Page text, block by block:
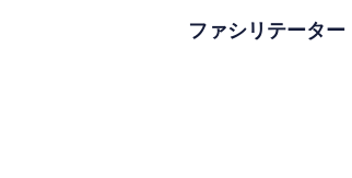
ファシリテーター